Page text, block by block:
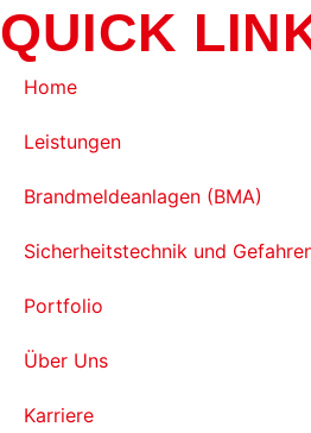
QUICK
Home
Leistungen
Brandmeldeanlagen (BMA)
Sicherheitstechnik und
Portfolio
Über Uns
Karriere